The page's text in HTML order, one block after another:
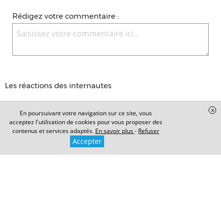
Rédigez votre commentaire :
Les réactions des internautes
Aucun commentaire n'a été déposé, soyez le premier à
commenter !
En poursuivant votre navigation sur ce site, vous
acceptez l'utilisation de cookies pour vous proposer des
contenus et services adaptés. En savoir plus- Refuser
Accepter
x